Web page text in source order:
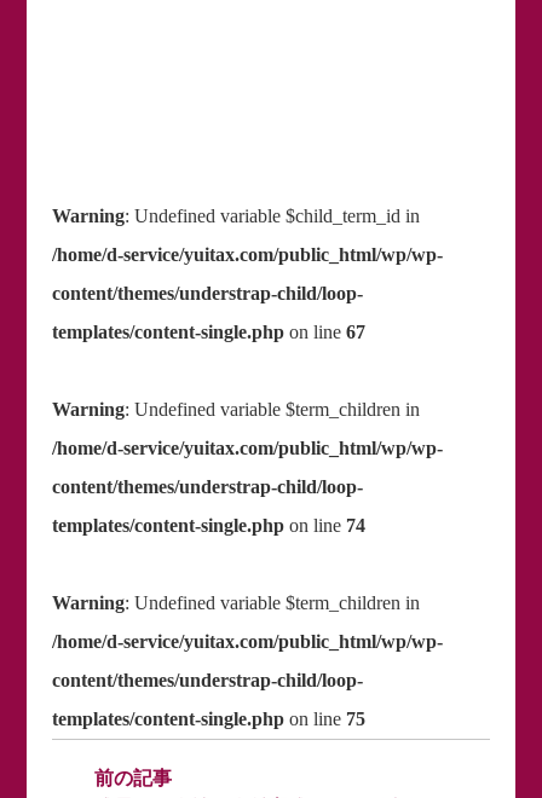
Warning: Undefined variable $child_term_id in
/home/d-service/yuitax.com/public_html/wp/wp-
content/themes/understrap-child/loop-
templates/content-single.phpon line 67
Warning: Undefined variable $term_children in
/home/d-service/yuitax.com/public_html/wp/wp-
content/themes/understrap-child/loop-
templates/content-single.phpon line 74
Warning: Undefined variable $term_children in
/home/d-service/yuitax.com/public_html/wp/wp-
content/themes/understrap-child/loop-
templates/content-single.phpon line 75